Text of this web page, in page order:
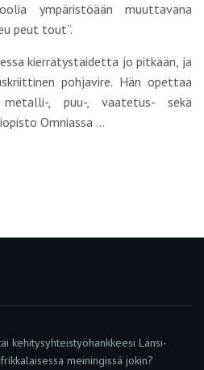
ympäristöään muuttavana
peut tout”.
kierrätystaidetta jo pitkään, ja
pohjavire. Hän opettaa
, puu-, vaatetus- sekä
Omniassa …
kehitysyhteistyöhankkeesi Länsi-
meiningissä jokin?